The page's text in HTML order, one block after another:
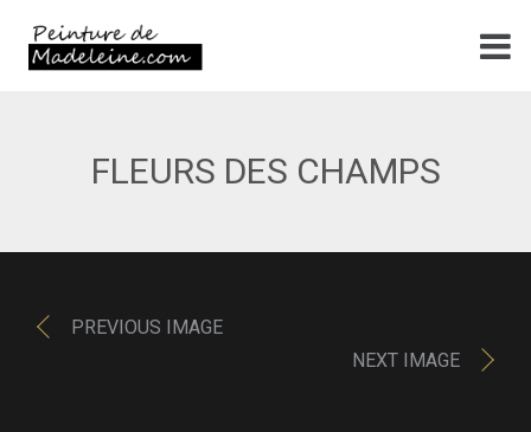
FLEURS DES CHAMPS
PREVIOUS IMAGE
NEXT IMAGE